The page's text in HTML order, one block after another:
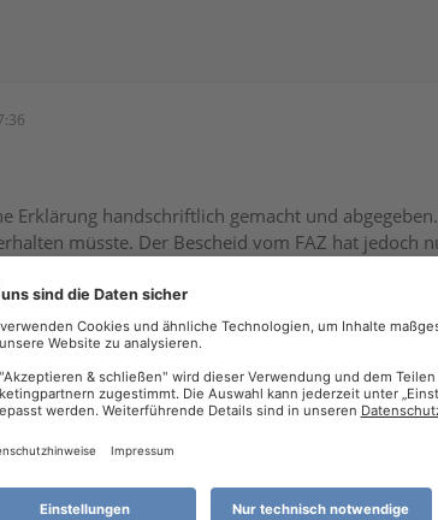
Erklärung handschriftlich gemacht und
müsste. Der Bescheid vom FAZ hat jedoch
Programm. Diesmal hätte ich über 1200.-- € lt.
seit 14 Jahren, jedoch seit etwa 3 Jahren
nicht? Wie können Sie mir helfen? Es EILT!! habe